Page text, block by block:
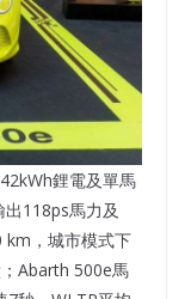
鋰電及單馬
118ps馬力及
km，城市模式下
Abarth 500e馬